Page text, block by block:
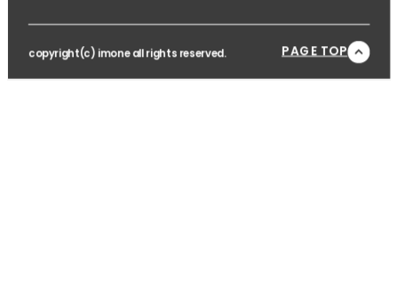
copyright(c) imone all rights reserved. PAGE TOP